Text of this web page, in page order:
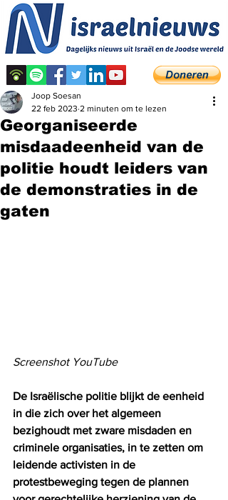
Georganiseerde
misdaadeenheid van de
politie houdt leiders van
de demonstraties in de
gaten
Joop Soesan
22 feb 2023 2 minuten om te lezen
Screenshot YouTube
De Israëlische politie blijkt de eenheid
in die zich over het algemeen
bezighoudt met zware misdaden en
criminele organisaties, in te zetten om
leidende activisten in de
protestbeweging tegen de plannen